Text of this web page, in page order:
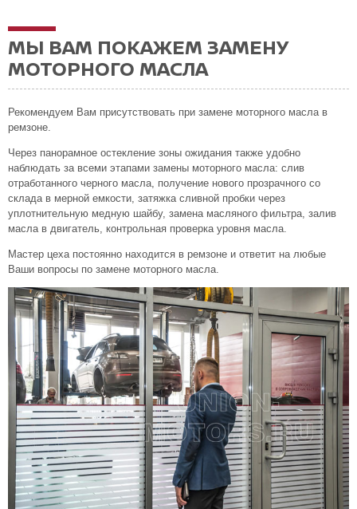
МЫ ВАМ ПОКАЖЕМ ЗАМЕНУ
МОТОРНОГО МАСЛА
Рекомендуем Вам присутствовать при замене моторного масла в
ремзоне.
Через панорамное остекление зоны ожидания также удобно
наблюдать за всеми этапами замены моторного масла: слив
отработанного черного масла, получение нового прозрачного со
склада в мерной емкости, затяжка сливной пробки через
уплотнительную медную шайбу, замена масляного фильтра, залив
масла в двигатель, контрольная проверка уровня масла.
Мастер цеха постоянно находится в ремзоне и ответит на любые
Ваши вопросы по замене моторного масла.